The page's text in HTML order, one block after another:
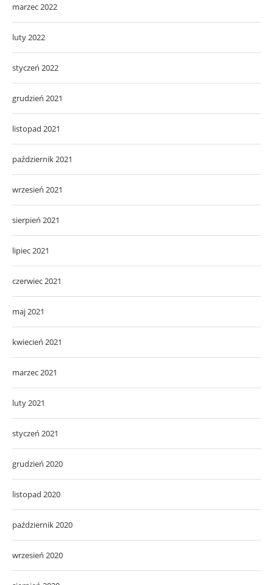
marzec 2022
luty 2022
styczeń 2022
grudzień 2021
listopad 2021
październik 2021
wrzesień 2021
sierpień 2021
lipiec 2021
czerwiec 2021
maj 2021
kwiecień 2021
marzec 2021
luty 2021
styczeń 2021
grudzień 2020
listopad 2020
październik 2020
wrzesień 2020